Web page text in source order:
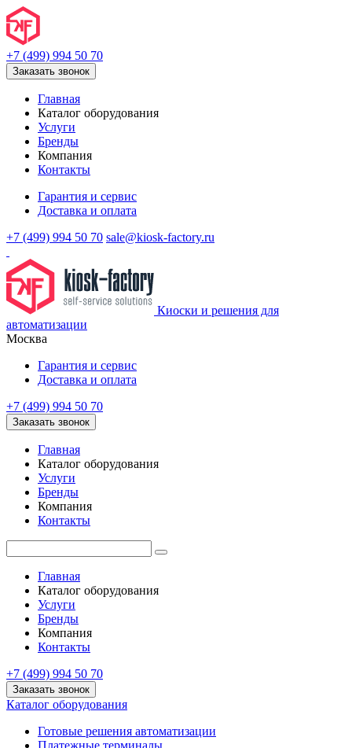
+7 (499) 994 50 70
Заказать звонок
Главная
Каталог оборудования
Услуги
Бренды
Компания
Контакты
Гарантия и сервис
Доставка и оплата
+7 (499) 994 50 70 sale@kiosk-factory.ru
Киоски и решения для
автоматизации
Москва
Гарантия и сервис
Доставка и оплата
+7 (499) 994 50 70
Заказать звонок
Главная
Каталог оборудования
Услуги
Бренды
Компания
Контакты
Главная
Каталог оборудования
Услуги
Бренды
Компания
Контакты
+7 (499) 994 50 70
Заказать звонок
Каталог оборудования
Готовые решения автоматизации
Платежные терминалы